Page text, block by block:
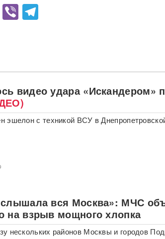
WhatsApp
Viber
видео удара «Искандером»
эшелон с техникой ВСУ в
слышала вся Москва»: МЧС
на взрыв мощного хлопка
нескольких районов Москвы и городов